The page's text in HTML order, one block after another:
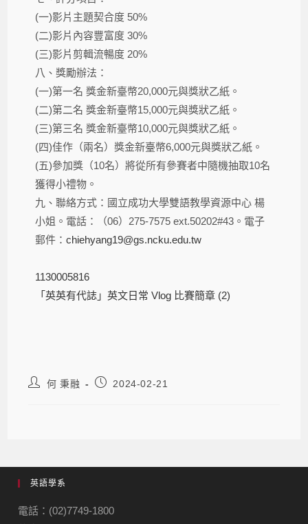
(一)影片主題契合度 50%
(二)影片內容豐富度 30%
(三)影片剪輯流暢度 20%
八、獎勵辦法：
(一)第一名 獎金新臺幣20,000元與獎狀乙紙。
(二)第二名 獎金新臺幣15,000元與獎狀乙紙。
(三)第三名 獎金新臺幣10,000元與獎狀乙紙。
(四)佳作（兩名）獎金新臺幣6,000元與獎狀乙紙。
(五)參加獎（10名）將從所有參賽者中隨機抽取10名
獲得小禮物。
九、聯絡方式：國立成功大學雙語教學資源中心 楊
小姐。電話：（06）275-7575 ext.50202#43。電子
郵件：chiehyang19@gs.ncku.edu.tw
1130005816
「英英有代誌」英文日常 Vlog 比賽簡章 (2)
何 秉融 2024-02-21
英語學系
電話：(02)7749-1800